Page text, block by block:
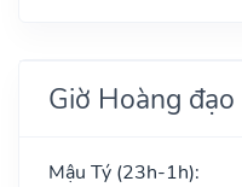
Giờ Hoàng
Mậu Tý (23h-1h):